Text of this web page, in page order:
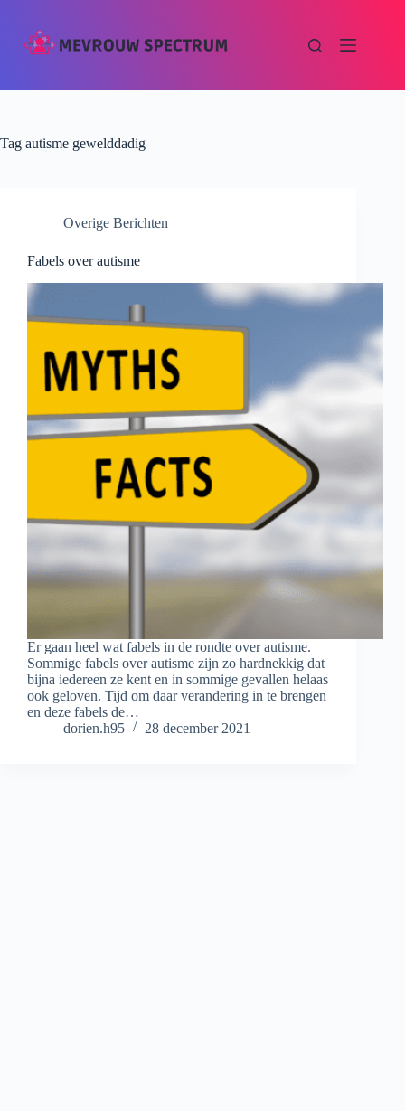
Tag autisme gewelddadig
Overige Berichten
Fabels over autisme
Er gaan heel wat fabels in de rondte over autisme.
Sommige fabels over autisme zijn zo hardnekkig dat
bijna iedereen ze kent en in sommige gevallen helaas
ook geloven. Tijd om daar verandering in te brengen
en deze fabels de…
dorien.h95
28 december 2021